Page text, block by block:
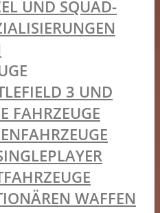
UND SQUAD-
3 UND
FAHRZEUGE
WAFFEN